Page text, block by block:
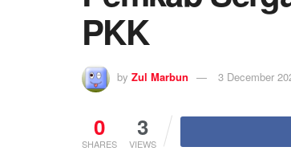
PKK
by Zul Marbun 3 December
0
SHARES
24
VIEWS